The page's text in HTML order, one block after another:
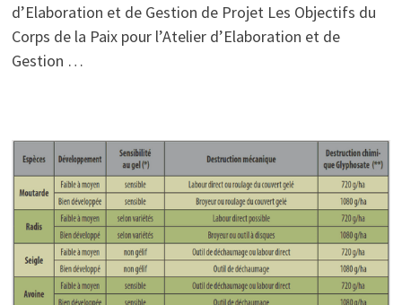
d’Elaboration et de Gestion de Projet Les Objectifs du
Corps de la Paix pour l’Atelier d’Elaboration et de
Gestion …